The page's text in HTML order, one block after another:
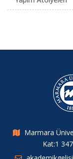
Marmara
Kat:1